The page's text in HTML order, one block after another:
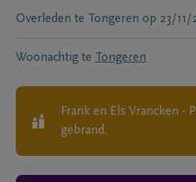
Overleden te Tongeren op 23/11/
Woonachtig te Tongeren
Frank en Els Vrancken -
gebrand.